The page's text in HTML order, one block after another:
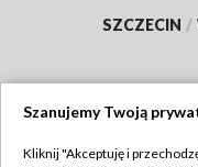
SZCZECIN /
Szanujemy Twoją
Kliknij "Akceptuję i